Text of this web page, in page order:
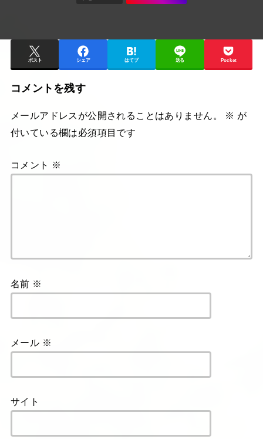
ポスト シェア はてブ 送る Pocket
コメントを残す
メールアドレスが公開されることはありません。 ※ が
付いている欄は必須項目です
コメント ※
名前 ※
メール ※
サイト